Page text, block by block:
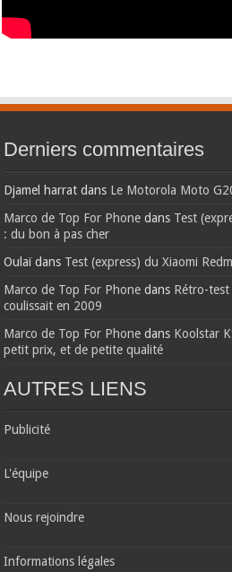
Derniers commentaires
Djamel harrat dans Le Motorola Moto
Marco de Top For Phone dans Test
: du bon à pas cher
Oulaïdans Test (express) du Xiaomi
Marco de Top For Phone dans Rétro-test
coulissait en 2009
Marco de Top For Phone dans Koolstar
petit prix, et de petite qualité
AUTRES LIENS
Publicité
L'équipe
Nous rejoindre
Informations légales